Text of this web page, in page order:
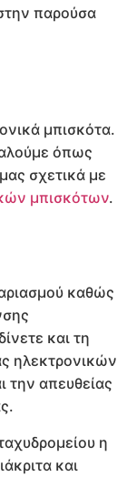
παρούσα
μπισκότα.
όπως
σχετικά με
μπισκότων.
καθώς
και τη
ηλεκτρονικών
την απευθείας
η
και